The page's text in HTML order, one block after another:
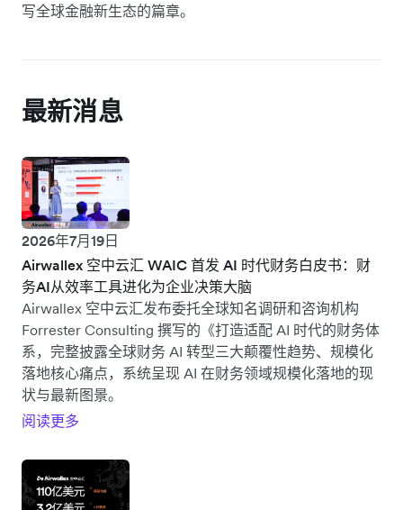
写全球金融新生态的篇章。
最新消息
2026年7月19日
Airwallex 空中云汇 WAIC 首发 AI 时代财务白皮书：财
务AI从效率工具进化为企业决策大脑
Airwallex 空中云汇发布委托全球知名调研和咨询机构
Forrester Consulting 撰写的《打造适配 AI 时代的财务体
系，完整披露全球财务 AI 转型三大颠覆性趋势、规模化
落地核心痛点，系统呈现 AI 在财务领域规模化落地的现
状与最新图景。
阅读更多